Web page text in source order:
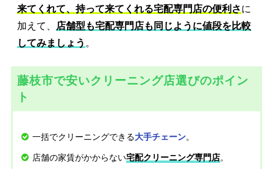
来てくれて、持って来てくれる宅配専門店の便利さに
加えて、
店舗型も宅配専門店も同じように値段を比較
してみましょう 。
藤枝市で安いクリーニング店選びのポイン
ト
一括でクリーニングできる大手チェーン。
店舗の家賃がかからない宅配クリーニング専門店。